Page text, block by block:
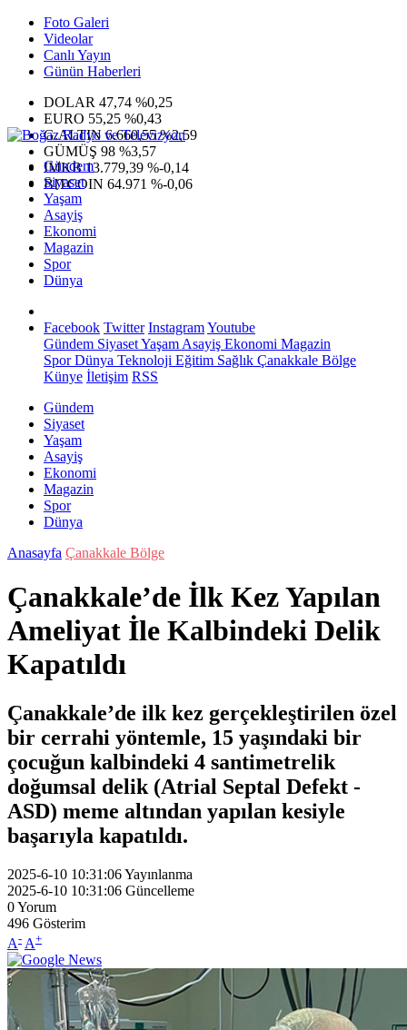
Foto Galeri
Videolar
Canlı Yayın
Günün Haberleri
DOLAR 47,74 %0,25
EURO 55,25 %0,43
G.ALTIN6.660,55 %2,59
GÜMÜŞ 98 %3,57
IMKB13.779,39 %-0,14
BITCOIN 64.971 %-0,06
Gündem
Siyaset
Yaşam
Asayiş
Ekonomi
Magazin
Spor
Dünya
Facebook Twitter InstagramYoutube
Gündem SiyasetYaşam Asayiş Ekonomi Magazin
SporDünya Teknoloji Eğitim Sağlık Çanakkale Bölge
Künye İletişim RSS
Gündem
Siyaset
Yaşam
Asayiş
Ekonomi
Magazin
Spor
Dünya
Anasayfa Çanakkale Bölge
Çanakkale’de İlk Kez Yapılan
Ameliyat İle Kalbindeki Delik
Kapatıldı
Çanakkale’de ilk kez gerçekleştirilen özel
bir cerrahi yöntemle, 15 yaşındaki bir
çocuğun kalbindeki 4 santimetrelik
doğumsal delik (Atrial Septal Defekt -
ASD) meme altından yapılan kesiyle
başarıyla kapatıldı.
2025-6-10 10:31:06Yayınlanma
2025-6-10 10:31:06 Güncelleme
0Yorum
496 Gösterim
A- A+